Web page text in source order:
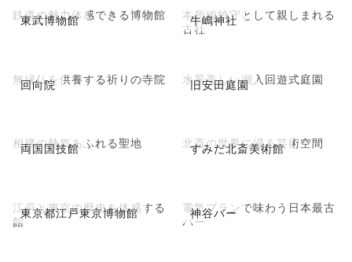
東武博物館
鉄道の魅力体感できる博物館 牛嶋神社
本所総鎮守として親しまれる
古社
回向院
無縁仏を供養する祈りの寺院 旧安田庭園
水景美しい潮入回遊式庭園
両国国技館
相撲の熱気あふれる聖地 すみだ北斎美術館
北斎の世界に浸る芸術空間
東京都江戸東京博物館
江戸と東京の歴史を体感する
館
神谷バー
電気ブランで味わう日本最古
バー